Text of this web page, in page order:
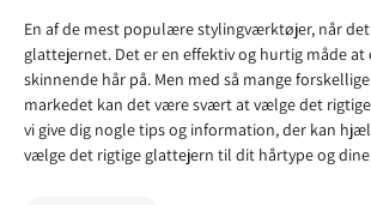
En af de mest populære stylingværktøjer, når
glattejernet. Det er en effektiv og hurtig måde at
skinnende hår på. Men med så mange
markedet kan det være svært at vælge det
vi give dig nogle tips og information, der kan
vælge det rigtige glattejern til dit hårtype og